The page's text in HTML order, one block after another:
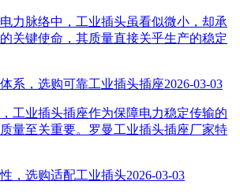
力脉络中，工业插头虽看似微小，却承
关键使命，其质量直接关乎生产的稳定
系，选购可靠工业插头插座2026-03-03
工业插头插座作为保障电力稳定传输的
量至关重要。罗曼工业插头插座厂家特
，选购适配工业插头2026-03-03